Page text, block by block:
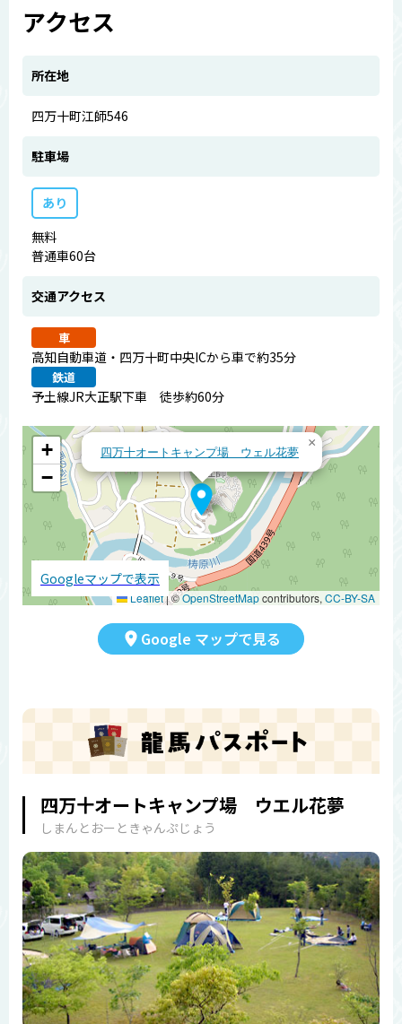
アクセス
所在地
四万十町江師546
駐車場
あり
無料
普通車60台
交通アクセス
車
高知自動車道・四万十町中央ICから車で約35分
鉄道
予土線JR大正駅下車 徒歩約60分
四万十オートキャンプ場 ウェル花夢
×
+
−
Leaflet|©OpenStreetMapcontributors, CC-BY-SA
Googleマップで表示
Google マップで見る
四万十オートキャンプ場 ウエル花夢
しまんとおーときゃんぷじょう